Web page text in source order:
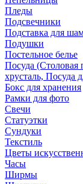
Пледы
Подсвечники
Подставка для
Подушки
Постельное белье
Посуда (Столовая
хрусталь, Посуда
Бокс для хранения
Рамки для фото
Свечи
Статуэтки
Сундуки
Текстиль
Цветы
Часы
Ширмы